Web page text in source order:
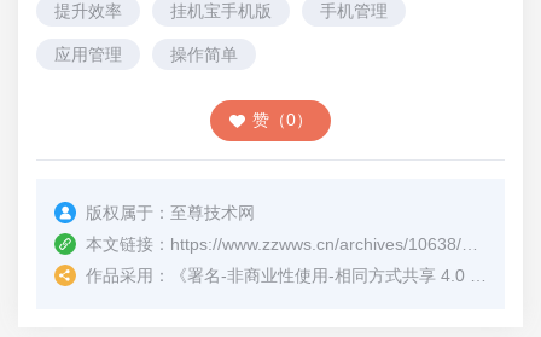
提升效率 挂机宝手机版 手机管理
应用管理 操作简单
赞（0）
版权属于： 至尊技术网
本文链接：
作品采用：
《署名-非商业性使用-相同方式共享 4.0 国际 (CC BY-NC-SA 4.0)